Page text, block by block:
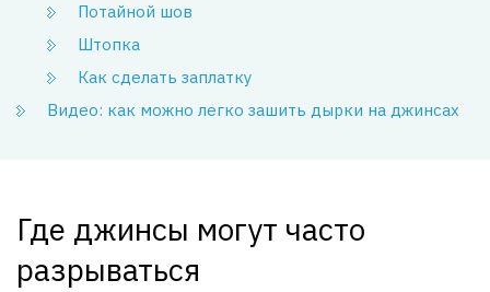
Потайной шов
Штопка
Как сделать заплатку
Видео: как можно легко зашить дырки на джинсах
Где джинсы могут часто
разрываться